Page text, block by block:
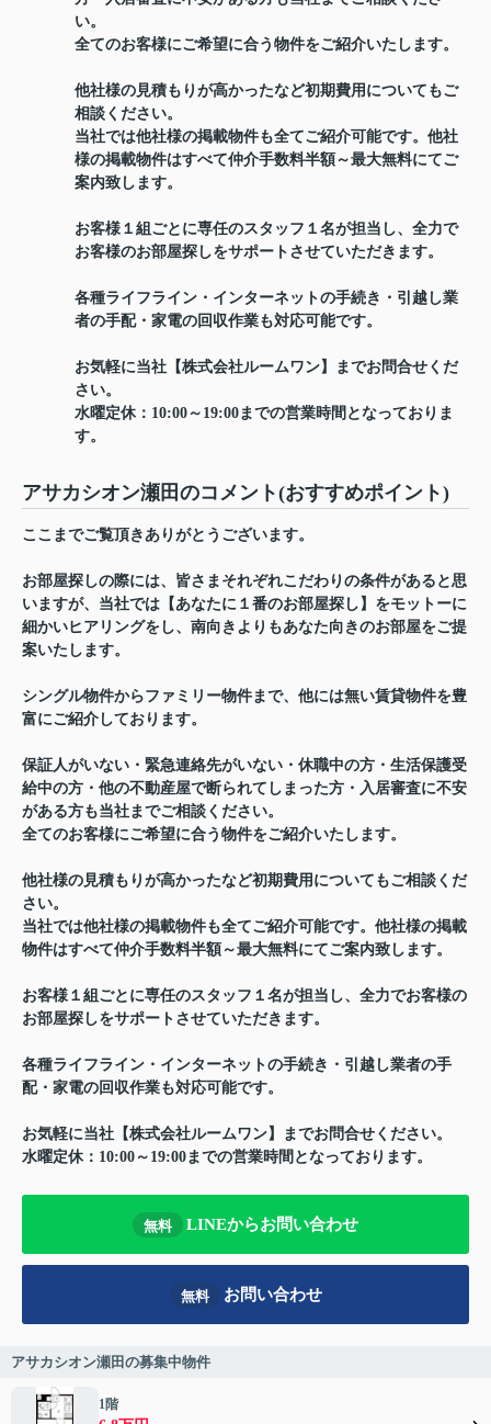
い。
全てのお客様にご希望に合う物件をご紹介いたします。
他社様の見積もりが高かったなど初期費用についてもご
相談ください。
当社では他社様の掲載物件も全てご紹介可能です。他社
様の掲載物件はすべて仲介手数料半額～最大無料にてご
案内致します。
お客様１組ごとに専任のスタッフ１名が担当し、全力で
お客様のお部屋探しをサポートさせていただきます。
各種ライフライン・インターネットの手続き・引越し業
者の手配・家電の回収作業も対応可能です。
お気軽に当社【株式会社ルームワン】までお問合せくだ
さい。
水曜定休：10:00～19:00までの営業時間となっておりま
す。
アサカシオン瀬田のコメント(おすすめポイント)
ここまでご覧頂きありがとうございます。
お部屋探しの際には、皆さまそれぞれこだわりの条件があると思
いますが、当社では【あなたに１番のお部屋探し】をモットーに
細かいヒアリングをし、南向きよりもあなた向きのお部屋をご提
案いたします。
シングル物件からファミリー物件まで、他には無い賃貸物件を豊
富にご紹介しております。
保証人がいない・緊急連絡先がいない・休職中の方・生活保護受
給中の方・他の不動産屋で断られてしまった方・入居審査に不安
がある方も当社までご相談ください。
全てのお客様にご希望に合う物件をご紹介いたします。
他社様の見積もりが高かったなど初期費用についてもご相談くだ
さい。
当社では他社様の掲載物件も全てご紹介可能です。他社様の掲載
物件はすべて仲介手数料半額～最大無料にてご案内致します。
お客様１組ごとに専任のスタッフ１名が担当し、全力でお客様の
お部屋探しをサポートさせていただきます。
各種ライフライン・インターネットの手続き・引越し業者の手
配・家電の回収作業も対応可能です。
お気軽に当社【株式会社ルームワン】までお問合せください。
水曜定休：10:00～19:00までの営業時間となっております。
無料 LINEからお問い合わせ
無料 お問い合わせ
アサカシオン瀬田の募集中物件
1階